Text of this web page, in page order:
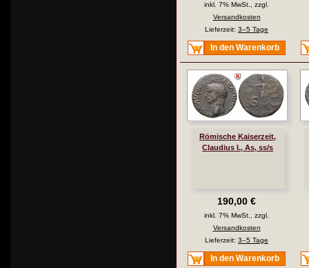
inkl. 7% MwSt., zzgl.
Versandkosten
Lieferzeit: 3–5 Tage
In den Warenkorb
Römische Kaiserzeit,
Claudius I., As, ss/s
190,00 €
inkl. 7% MwSt., zzgl.
Versandkosten
Lieferzeit: 3–5 Tage
In den Warenkorb